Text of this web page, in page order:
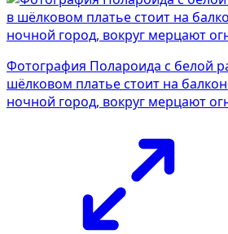
Фотография Полароида с белой
шёлковом платье стоит на
ночной город, вокруг мерцают